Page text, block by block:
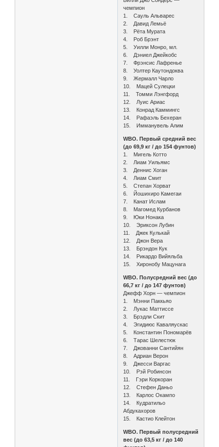
чемпион
1. Сауль Альварес
2. Давид Лемьё
3. Рёта Мурата
4. Роб Брэнт
5. Уилли Монро, мл.
6. Дэниел Джейкобс
7. Фрэнсис Лафренье
8. Уолтер Каутондоква
9. Жермалл Чарло
10. Мацей Сулецки
11. Томми Лэнгфорд
12. Луис Ариас
13. Конрад Каммингс
14. Рафаэль Бехеран
15. Имманувель Алим
WBO. Первый средний вес
(до 69,9 кг / до 154 фунтов)
1. Мигель Котто
2. Лиам Уильямс
3. Деннис Хоган
4. Лиам Смит
5. Степан Хорват
6. Йошихиро Камегаи
7. Канат Ислам
8. Магомед Курбанов
9. Юки Нонака
10. Эриксон Лубин
11. Джек Кулькай
12. Джон Вера
13. Брэндон Кук
14. Рикардо Вийяльба
15. Хиронобу Мацунага
WBO. Полусредний вес (до
66,7 кг / до 147 фунтов)
Джефф Хорн — чемпион
1. Мэнни Паккьяо
2. Лукас Маттиссе
3. Брэдли Скит
4. Эгидиюс Каваляускас
5. Константин Пономарёв
6. Тарас Шелестюк
7. Джованни Сантийян
8. Адриан Верон
9. Джесси Варгас
10. Рэй Робинсон
11. Гэри Коркоран
12. Стефен Даньо
13. Карлос Окампо
14. Кудратильо
Абдукахоров
15. Кастио Клейтон
WBO. Первый полусредний
вес (до 63,5 кг / до 140